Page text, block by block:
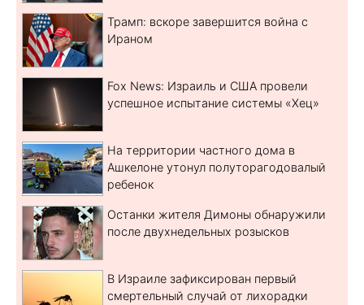
Трамп: вскоре завершится война с
Ираном
Fox News: Израиль и США провели
успешное испытание системы «Хец»
На территории частного дома в
Ашкелоне утонул полуторагодовалый
ребенок
Останки жителя Димоны обнаружили
после двухнедельных розысков
В Израиле зафиксирован первый
смертельный случай от лихорадки